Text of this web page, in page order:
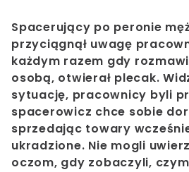
Spacerujący po peronie
przyciągnął uwagę
każdym razem gdy
osobą, otwierał plecak.
sytuację, pracownicy byli
spacerowicz chce sobie
sprzedając towary
ukradzione. Nie mogli
oczom, gdy zobaczyli,